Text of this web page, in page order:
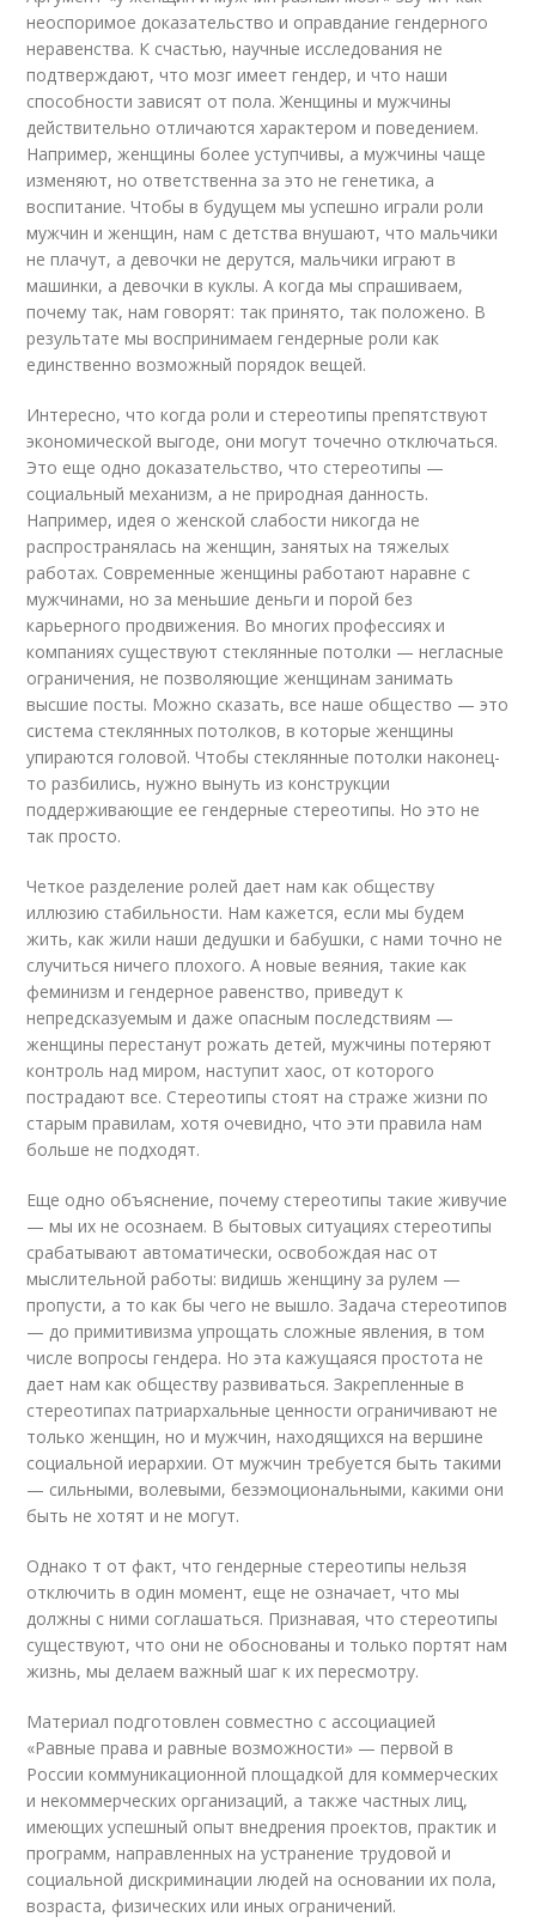
неоспоримое доказательство и оправдание гендерного
неравенства. К счастью, научные исследования не
подтверждают, что мозг имеет гендер, и что наши
способности зависят от пола. Женщины и мужчины
действительно отличаются характером и поведением.
Например, женщины более уступчивы, а мужчины чаще
изменяют, но ответственна за это не генетика, а
воспитание. Чтобы в будущем мы успешно играли роли
мужчин и женщин, нам с детства внушают, что мальчики
не плачут, а девочки не дерутся, мальчики играют в
машинки, а девочки в куклы. А когда мы спрашиваем,
почему так, нам говорят: так принято, так положено. В
результате мы воспринимаем гендерные роли как
единственно возможный порядок вещей.
Интересно, что когда роли и стереотипы препятствуют
экономической выгоде, они могут точечно отключаться.
Это еще одно доказательство, что стереотипы —
социальный механизм, а не природная данность.
Например, идея о женской слабости никогда не
распространялась на женщин, занятых на тяжелых
работах. Современные женщины работают наравне с
мужчинами, но за меньшие деньги и порой без
карьерного продвижения. Во многих профессиях и
компаниях существуют стеклянные потолки — негласные
ограничения, не позволяющие женщинам занимать
высшие посты. Можно сказать, все наше общество — это
система стеклянных потолков, в которые женщины
упираются головой. Чтобы стеклянные потолки наконец-
то разбились, нужно вынуть из конструкции
поддерживающие ее гендерные стереотипы. Но это не
так просто.
Четкое разделение ролей дает нам как обществу
иллюзию стабильности. Нам кажется, если мы будем
жить, как жили наши дедушки и бабушки, с нами точно не
случиться ничего плохого. А новые веяния, такие как
феминизм и гендерное равенство, приведут к
непредсказуемым и даже опасным последствиям —
женщины перестанут рожать детей, мужчины потеряют
контроль над миром, наступит хаос, от которого
пострадают все. Стереотипы стоят на страже жизни по
старым правилам, хотя очевидно, что эти правила нам
больше не подходят.
Еще одно объяснение, почему стереотипы такие живучие
— мы их не осознаем. В бытовых ситуациях стереотипы
срабатывают автоматически, освобождая нас от
мыслительной работы: видишь женщину за рулем —
пропусти, а то как бы чего не вышло. Задача стереотипов
— до примитивизма упрощать сложные явления, в том
числе вопросы гендера. Но эта кажущаяся простота не
дает нам как обществу развиваться. Закрепленные в
стереотипах патриархальные ценности ограничивают не
только женщин, но и мужчин, находящихся на вершине
социальной иерархии. От мужчин требуется быть такими
— сильными, волевыми, безэмоциональными, какими они
быть не хотят и не могут.
Однако т от факт, что гендерные стереотипы нельзя
отключить в один момент, еще не означает, что мы
должны с ними соглашаться. Признавая, что стереотипы
существуют, что они не обоснованы и только портят нам
жизнь, мы делаем важный шаг к их пересмотру.
Материал подготовлен совместно с ассоциацией
«Равные права и равные возможности» — первой в
России коммуникационной площадкой для коммерческих
и некоммерческих организаций, а также частных лиц,
имеющих успешный опыт внедрения проектов, практик и
программ, направленных на устранение трудовой и
социальной дискриминации людей на основании их пола,
возраста, физических или иных ограничений.